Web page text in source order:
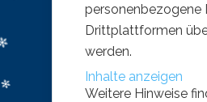
personenbezogene
Drittplattformen
werden.
Inhalte anzeigen
Weitere Hinweise